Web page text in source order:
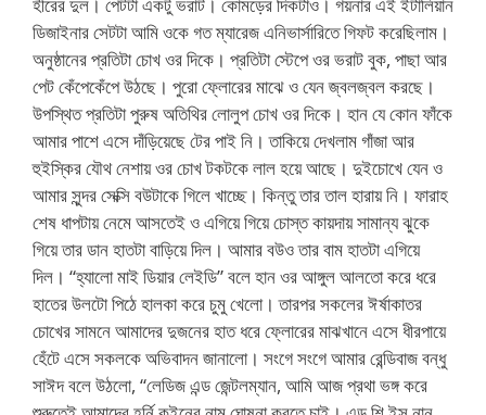
ডিজাইনার সেটটা আমি ওকে গত ম্যারেজ এনিভার্সারিতে গিফট করেছিলাম।
অনুষ্ঠানের প্রতিটা চোখ ওর দিকে। প্রতিটা স্টেপে ওর ভরাট বুক, পাছা আর
পেট কেঁপেকেঁপে উঠছে। পুরো ফ্লোরের মাঝে ও যেন জ্বলজ্বল করছে।
উপস্থিত প্রতিটা পুরুষ অতিথির লোলুপ চোখ ওর দিকে। হান যে কোন ফাঁকে
আমার পাশে এসে দাঁড়িয়েছে টের পাই নি। তাকিয়ে দেখলাম গাঁজা আর
হুইস্কির যৌথ নেশায় ওর চোখ টকটকে লাল হয়ে আছে। দুইচোখে যেন ও
আমার সুন্দর সেক্সি বউটাকে গিলে খাচ্ছে। কিন্তু তার তাল হারায় নি। ফারাহ
শেষ ধাপটায় নেমে আসতেই ও এগিয়ে গিয়ে চোস্ত কায়দায় সামান্য ঝুকে
গিয়ে তার ডান হাতটা বাড়িয়ে দিল। আমার বউও তার বাম হাতটা এগিয়ে
দিল। “হ্যালো মাই ডিয়ার লেইডি” বলে হান ওর আঙ্গুল আলতো করে ধরে
হাতের উলটো পিঠে হালকা করে চুমু খেলো। তারপর সকলের ঈর্ষাকাতর
চোখের সামনে আমাদের দুজনের হাত ধরে ফ্লোরের মাঝখানে এসে ধীরপায়ে
হেঁটে এসে সকলকে অভিবাদন জানালো। সংগে সংগে আমার রেন্ডিবাজ বন্ধু
সাঈদ বলে উঠলো, “লেডিজ এন্ড জেন্টলম্যান, আমি আজ প্রথা ভঙ্গ করে